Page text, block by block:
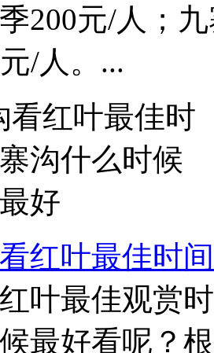
200元/人；
/人。...
红叶最佳时
叶最佳观赏
最好看呢？